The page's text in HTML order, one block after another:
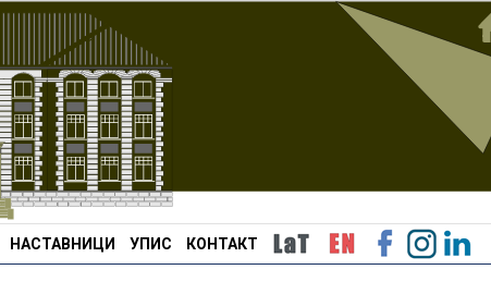
НАСТАВНИЦИ УПИС КОНТАКТ